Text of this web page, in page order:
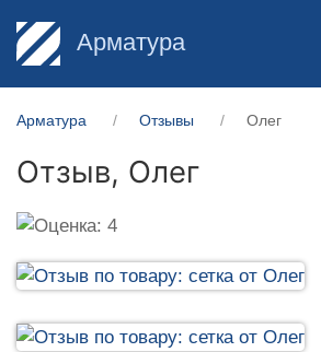
Арматура
Арматура Отзывы Олег
Отзыв, Олег